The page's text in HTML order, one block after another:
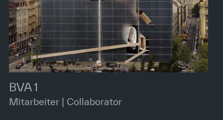
BVA 1
Mitarbeiter | Collaborator